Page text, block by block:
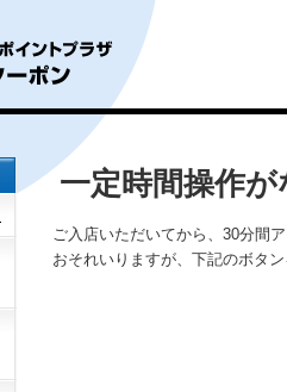
一定時間操作
ご入店いただいてから、30分間
おそれいりますが、下記のボタ